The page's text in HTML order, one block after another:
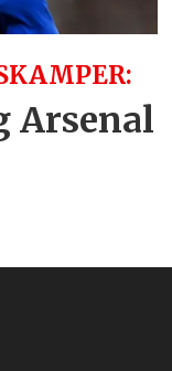
Arsenal